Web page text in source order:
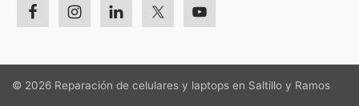
© 2026 Reparación de celulares y laptops en Saltillo y Ramos